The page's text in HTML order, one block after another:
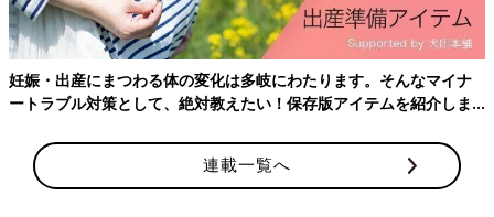
誌連載も抱え、著書に毎年出版する『六星占術による あなたの
運命』など多数。YouTube「細木かおりチャンネル」
（https://www.youtube.com/@kaori_channel）では六星占術に
関する知識や活用方法などを配信し、その収益全額をスマイルプ
ロジェクトに寄付している。
■個人鑑定のお申込み方法などは、公式ホームページ：
https://officehosoki.com
妊娠・出産にまつわる体の変化は多岐にわたります。そんなマイナ
ートラブル対策として、絶対教えたい！保存版アイテムを紹介しま
連載一覧へ